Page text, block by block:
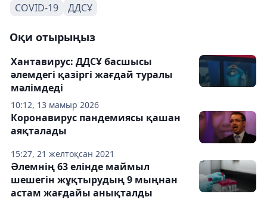
COVID-19 ДДСҰ
Оқи отырыңыз
10:12, 13 мамыр 2026
Хантавирус: ДДСҰ басшысы
әлемдегі қазіргі жағдай туралы
мәлімдеді
15:27, 21 желтоқсан 2021
Коронавирус пандемиясы қашан
аяқталады
Әлемнің 63 елінде маймыл
шешегін жұқтырудың 9 мыңнан
астам жағдайы анықталды